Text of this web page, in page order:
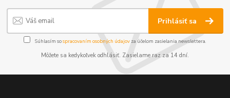
Prihlásiť sa
Súhlasím sospracovaním osobných údajov za účelom zasielania newslettera.
Môžete sa kedykoľvek odhlásiť. Zasielame raz za 14 dní.